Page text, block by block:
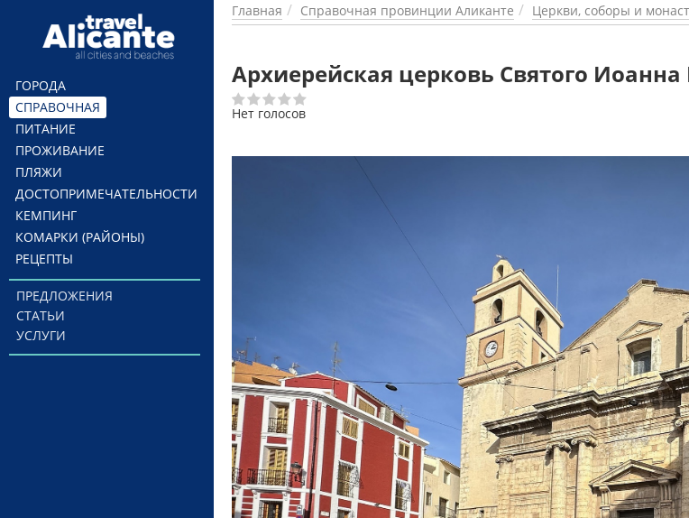
Перейти к основному содержанию
ГОРОДА
СПРАВОЧНАЯ
ПИТАНИЕ
ПРОЖИВАНИЕ
ПЛЯЖИ
ДОСТОПРИМЕЧАТЕЛЬНОСТИ
КЕМПИНГ
КОМАРКИ (РАЙОНЫ)
РЕЦЕПТЫ
ПРЕДЛОЖЕНИЯ
СТАТЬИ
УСЛУГИ
Главная Справочная провинции Аликанте Церкви, соборы и
Архиерейская церковь Святого Иоанна
Нет голосов